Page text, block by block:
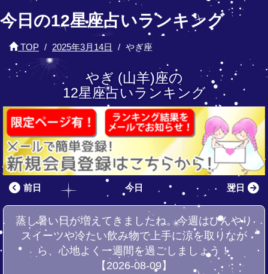
今日の12星座占いランキング
TOP 2025年3月14日 やぎ座
やぎ (山羊)座の
12星座占いランキング
前日 今日 翌日
蒸し暑い日が増えてきましたね。今週はひんやり
スイーツや冷たい飲み物で上手に涼を取りなが
ら、心地よく一週間を過ごしましょう！
【2026-08-09】